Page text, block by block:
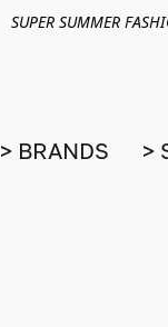
SUPER SUMMER
> BRANDS >